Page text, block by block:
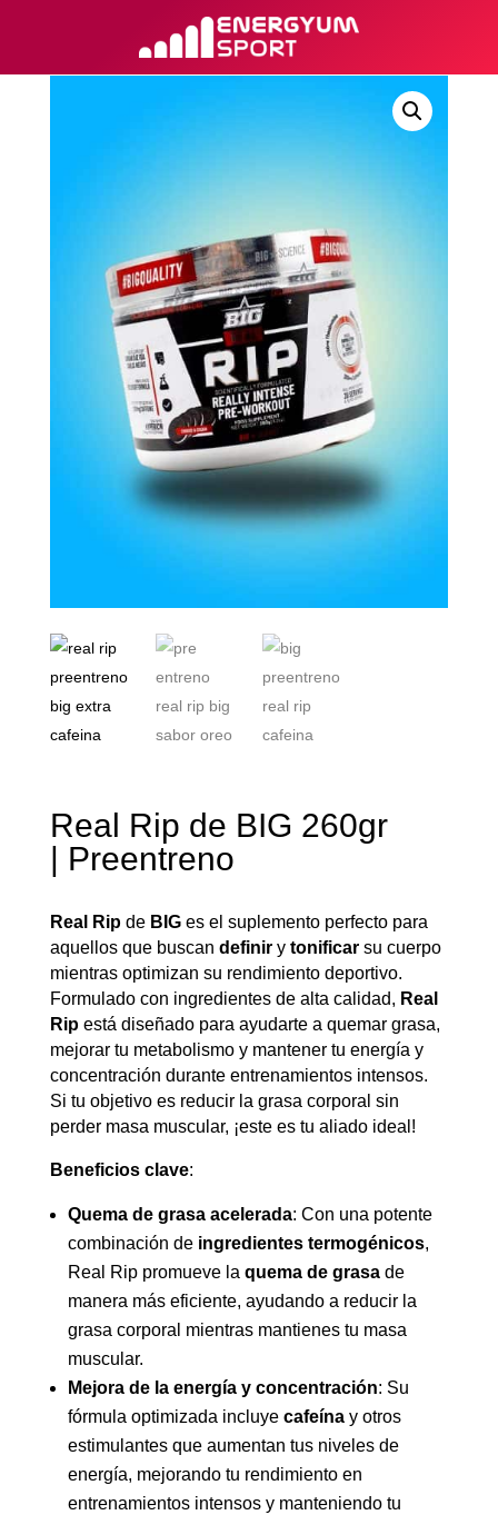
Real Rip de BIG 260gr
| Preentreno
Real Ripde BIGes el suplemento perfecto para
aquellos que buscan definiry tonificarsu cuerpo
mientras optimizan su rendimiento deportivo.
Formulado con ingredientes de alta calidad, Real
Ripestá diseñado para ayudarte a quemar grasa,
mejorar tu metabolismo y mantener tu energía y
concentración durante entrenamientos intensos.
Si tu objetivo es reducir la grasa corporal sin
perder masa muscular, ¡este es tu aliado ideal!
Beneficios clave:
Quema de grasa acelerada: Con una potente
combinación de ingredientes termogénicos,
Real Rip promueve la quema de grasade
manera más eficiente, ayudando a reducir la
grasa corporal mientras mantienes tu masa
muscular.
Mejora de la energía y concentración: Su
fórmula optimizada incluye cafeínay otros
estimulantes que aumentan tus niveles de
energía, mejorando tu rendimiento en
entrenamientos intensos y manteniendo tu